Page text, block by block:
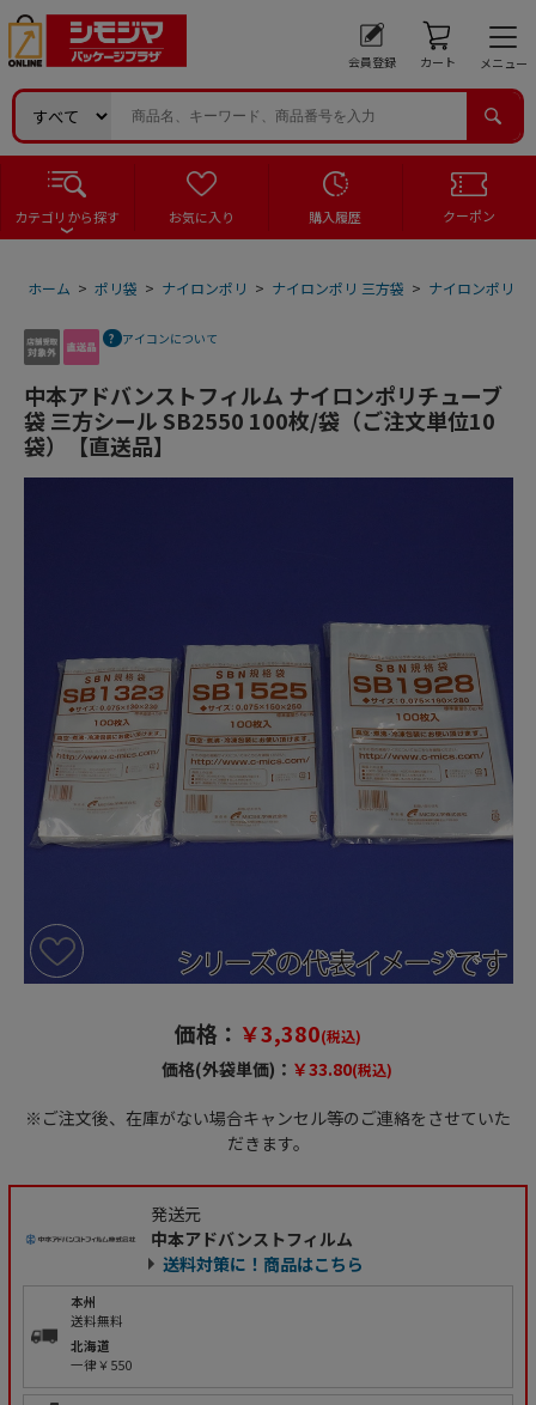
会員登録 カート メニュー
カテゴリから探す お気に入り 購入履歴 クーポン
ホーム > ポリ袋 > ナイロンポリ > ナイロンポリ 三方袋 > ナイロンポリ
アイコンについて
中本アドバンストフィルム ナイロンポリチューブ
袋 三方シール SB2550 100枚/袋（ご注文単位10
袋）【直送品】
価格： ￥3,380(税込)
価格(外袋単価)： ￥33.80(税込)
※ご注文後、在庫がない場合キャンセル等のご連絡をさせていた
だきます。
発送元
中本アドバンストフィルム
送料対策に！商品はこちら
本州
送料無料
北海道
一律￥550